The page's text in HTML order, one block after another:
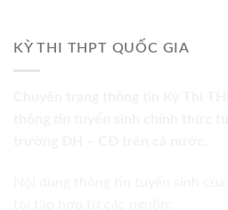
KỲ THI THPT QUỐC GIA